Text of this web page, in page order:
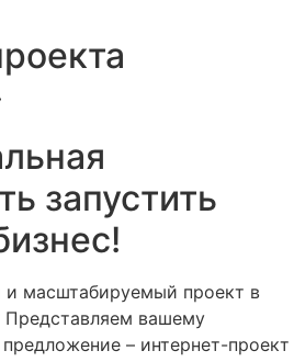
запустить
масштабируемый проект в
Представляем вашему
– интернет-проект